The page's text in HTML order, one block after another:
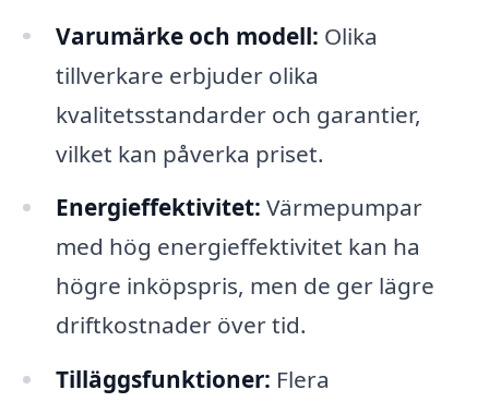
Varumärke och modell: Olika
tillverkare erbjuder olika
kvalitetsstandarder och garantier,
vilket kan påverka priset.
Energieffektivitet: Värmepumpar
med hög energieffektivitet kan ha
högre inköpspris, men de ger lägre
driftkostnader över tid.
Tilläggsfunktioner: Flera